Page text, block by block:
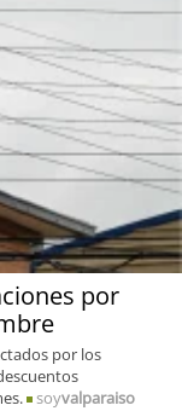
por
por los
soyvalparaiso